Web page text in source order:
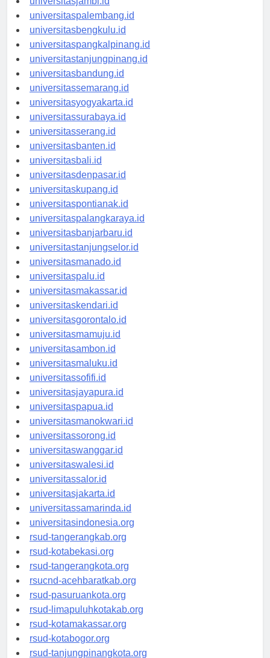
universitasjambi.id
universitaspalembang.id
universitasbengkulu.id
universitaspangkalpinang.id
universitastanjungpinang.id
universitasbandung.id
universitassemarang.id
universitasyogyakarta.id
universitassurabaya.id
universitasserang.id
universitasbanten.id
universitasbali.id
universitasdenpasar.id
universitaskupang.id
universitaspontianak.id
universitaspalangkaraya.id
universitasbanjarbaru.id
universitastanjungselor.id
universitasmanado.id
universitaspalu.id
universitasmakassar.id
universitaskendari.id
universitasgorontalo.id
universitasmamuju.id
universitasambon.id
universitasmaluku.id
universitassofifi.id
universitasjayapura.id
universitaspapua.id
universitasmanokwari.id
universitassorong.id
universitaswanggar.id
universitaswalesi.id
universitassalor.id
universitasjakarta.id
universitassamarinda.id
universitasindonesia.org
rsud-tangerangkab.org
rsud-kotabekasi.org
rsud-tangerangkota.org
rsucnd-acehbaratkab.org
rsud-pasuruankota.org
rsud-limapuluhkotakab.org
rsud-kotamakassar.org
rsud-kotabogor.org